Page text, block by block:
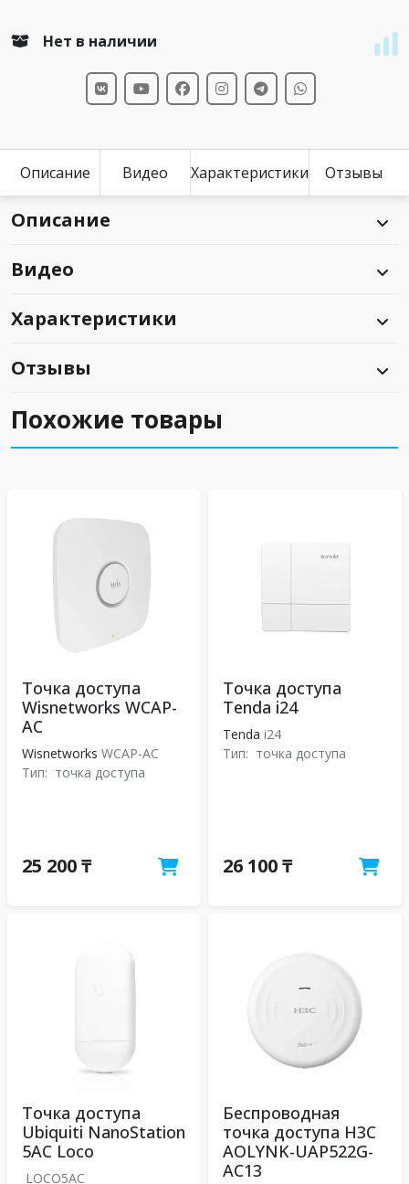
Нет в наличии
Описание Видео Характеристики Отзывы
Описание
Видео
Характеристики
Отзывы
Похожие товары
Точка доступа
Wisnetworks WCAP-
AC
Wisnetworks WCAP-AC
Тип: точка доступа
25 200 ₸
Точка доступа
Tenda i24
Tenda i24
Тип: точка доступа
26 100 ₸
Точка доступа
Ubiquiti NanoStation
5AC Loco
LOCO5AC
Беспроводная
точка доступа H3C
AOLYNK-UAP522G-
AC13